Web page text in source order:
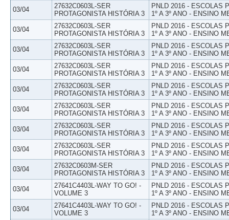
03/04
27632C0603L-SER
PROTAGONISTA HISTÓRIA 3
PNLD 2016 - ESCOLAS
1º A 3º ANO - ENSINO
03/04
27632C0603L-SER
PROTAGONISTA HISTÓRIA 3
PNLD 2016 - ESCOLAS
1º A 3º ANO - ENSINO
03/04
27632C0603L-SER
PROTAGONISTA HISTÓRIA 3
PNLD 2016 - ESCOLAS
1º A 3º ANO - ENSINO
03/04
27632C0603L-SER
PROTAGONISTA HISTÓRIA 3
PNLD 2016 - ESCOLAS
1º A 3º ANO - ENSINO
03/04
27632C0603L-SER
PROTAGONISTA HISTÓRIA 3
PNLD 2016 - ESCOLAS
1º A 3º ANO - ENSINO
03/04
27632C0603L-SER
PROTAGONISTA HISTÓRIA 3
PNLD 2016 - ESCOLAS
1º A 3º ANO - ENSINO
03/04
27632C0603L-SER
PROTAGONISTA HISTÓRIA 3
PNLD 2016 - ESCOLAS
1º A 3º ANO - ENSINO
03/04
27632C0603L-SER
PROTAGONISTA HISTÓRIA 3
PNLD 2016 - ESCOLAS
1º A 3º ANO - ENSINO
03/04
27632C0603M-SER
PROTAGONISTA HISTÓRIA 3
PNLD 2016 - ESCOLAS
1º A 3º ANO - ENSINO
03/04
27641C4403L-WAY TO GO! -
VOLUME 3
PNLD 2016 - ESCOLAS
1º A 3º ANO - ENSINO
03/04
27641C4403L-WAY TO GO! -
VOLUME 3
PNLD 2016 - ESCOLAS
1º A 3º ANO - ENSINO